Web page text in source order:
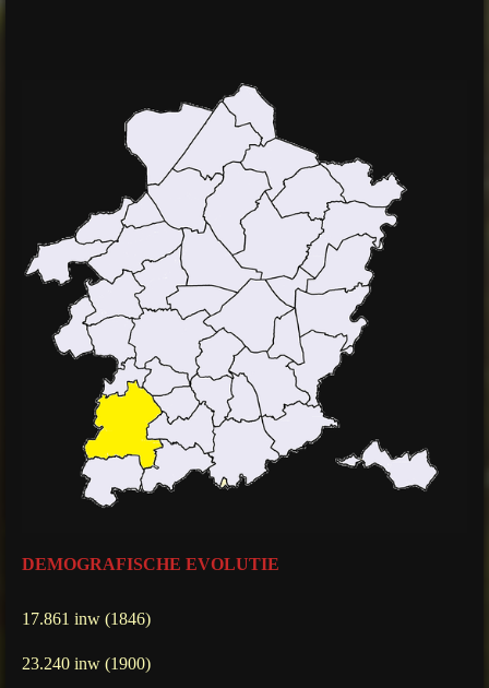
DEMOGRAFISCHE EVOLUTIE
17.861 inw (1846)
23.240 inw (1900)